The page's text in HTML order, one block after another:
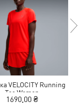
VELOCITY Running
Tee Women
1690,00 ₴